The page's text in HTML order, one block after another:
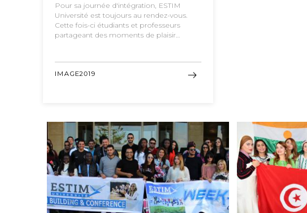
Pour sa journée d'intégration, ESTIM
Université est toujours au rendez-vous.
Cette fois-ci étudiants et professeurs
partageant des moments de plaisir…
IMAGE2019